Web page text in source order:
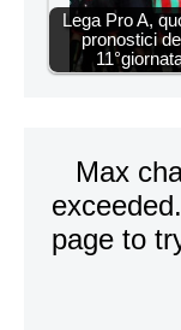
Lega Pro A,
pronostici